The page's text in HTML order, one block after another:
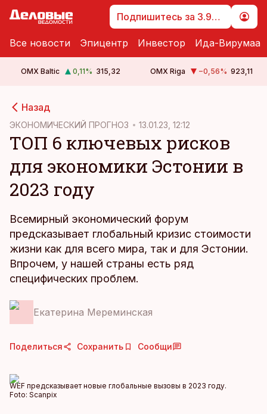
Подпишитесь за 3.99 €
Все новости Эпицентр Инвестор Ида-Вирумаа
OMX Baltic 0,11% 315,32 OMX Riga −0,56% 923,11
Назад
ЭКОНОМИЧЕСКИЙ ПРОГНОЗ 13.01.23, 12:12
ТОП 6 ключевых рисков
для экономики Эстонии в
2023 году
Всемирный экономический форум
предсказывает глобальный кризис стоимости
жизни как для всего мира, так и для Эстонии.
Впрочем, у нашей страны есть ряд
специфических проблем.
Екатерина Мереминская
Поделиться Сохранить Сообщи
WEF предсказывает новые глобальные вызовы в 2023 году.
Foto: Scanpix